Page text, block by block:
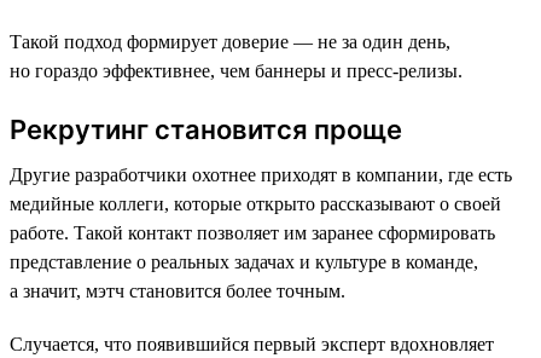
Такой подход формирует доверие — не за один день,
но гораздо эффективнее, чем баннеры и пресс-релизы.
Рекрутинг становится проще
Другие разработчики охотнее приходят в компании, где есть
медийные коллеги, которые открыто рассказывают о своей
работе. Такой контакт позволяет им заранее сформировать
представление о реальных задачах и культуре в команде,
а значит, мэтч становится более точным.
Случается, что появившийся первый эксперт вдохновляет